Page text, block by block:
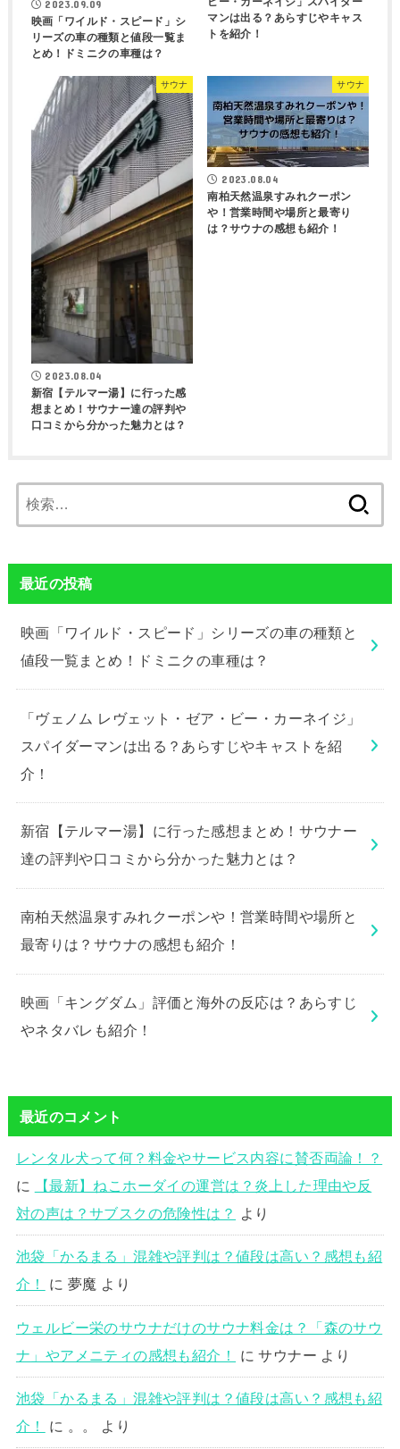
2023.09.09
映画「ワイルド・スピード」シ
リーズの車の種類と値段一覧ま
とめ！ドミニクの車種は？
マンは出る？あらすじやキャス
トを紹介！
サウナ
2023.08.04
新宿【テルマー湯】に行った感
想まとめ！サウナー達の評判や
口コミから分かった魅力とは？
サウナ
2023.08.04
南柏天然温泉すみれクーポン
や！営業時間や場所と最寄り
は？サウナの感想も紹介！
索:
最近の投稿
映画「ワイルド・スピード」シリーズの車の種類と
値段一覧まとめ！ドミニクの車種は？
「ヴェノム レヴェット・ゼア・ビー・カーネイジ」
スパイダーマンは出る？あらすじやキャストを紹
介！
新宿【テルマー湯】に行った感想まとめ！サウナー
達の評判や口コミから分かった魅力とは？
南柏天然温泉すみれクーポンや！営業時間や場所と
最寄りは？サウナの感想も紹介！
映画「キングダム」評価と海外の反応は？あらすじ
やネタバレも紹介！
最近のコメント
レンタル犬って何？料金やサービス内容に賛否両論！？
に
【最新】ねこホーダイの運営は？炎上した理由や反
対の声は？サブスクの危険性は？
より
池袋「かるまる」混雑や評判は？値段は高い？感想も紹
介！
に 夢魔 より
ウェルビー栄のサウナだけのサウナ料金は？「森のサウ
ナ」やアメニティの感想も紹介！
にサウナー より
池袋「かるまる」混雑や評判は？値段は高い？感想も紹
介！
に 。。 より